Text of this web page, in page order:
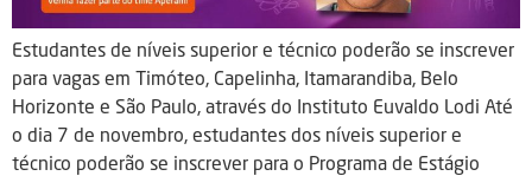
Estudantes de níveis superior e técnico poderão se inscrever
para vagas em Timóteo, Capelinha, Itamarandiba, Belo
Horizonte e São Paulo, através do Instituto Euvaldo Lodi Até
o dia 7 de novembro, estudantes dos níveis superior e
técnico poderão se inscrever para o Programa de Estágio